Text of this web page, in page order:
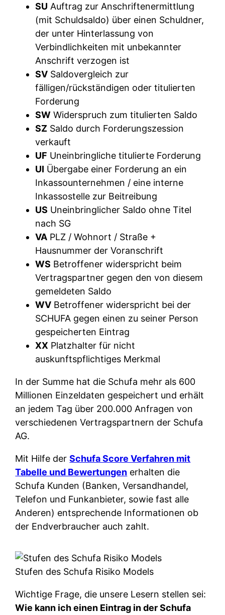
SU Auftrag zur Anschriftenermittlung
(mit Schuldsaldo) über einen Schuldner,
der unter Hinterlassung von
Verbindlichkeiten mit unbekannter
Anschrift verzogen ist
SV Saldovergleich zur
fälligen/rückständigen oder titulierten
Forderung
SW Widerspruch zum titulierten Saldo
SZ Saldo durch Forderungszession
verkauft
UF Uneinbringliche titulierte Forderung
UI Übergabe einer Forderung an ein
Inkassounternehmen / eine interne
Inkassostelle zur Beitreibung
US Uneinbringlicher Saldo ohne Titel
nach SG
VA PLZ / Wohnort / Straße +
Hausnummer der Voranschrift
WS Betroffener widerspricht beim
Vertragspartner gegen den von diesem
gemeldeten Saldo
WV Betroffener widerspricht bei der
SCHUFA gegen einen zu seiner Person
gespeicherten Eintrag
XX Platzhalter für nicht
auskunftspflichtiges Merkmal
In der Summe hat die Schufa mehr als 600
Millionen Einzeldaten gespeichert und erhält
an jedem Tag über 200.000 Anfragen von
verschiedenen Vertragspartnern der Schufa
AG.
Mit Hilfe derSchufa Score Verfahren mit
Tabelle und Bewertungen erhalten die
Schufa Kunden (Banken, Versandhandel,
Telefon und Funkanbieter, sowie fast alle
Anderen) entsprechende Informationen ob
der Endverbraucher auch zahlt.
Stufen des Schufa Risiko Models
Wichtige Frage, die unsere Lesern stellen sei:
Wie kann ich einen Eintrag in der Schufa